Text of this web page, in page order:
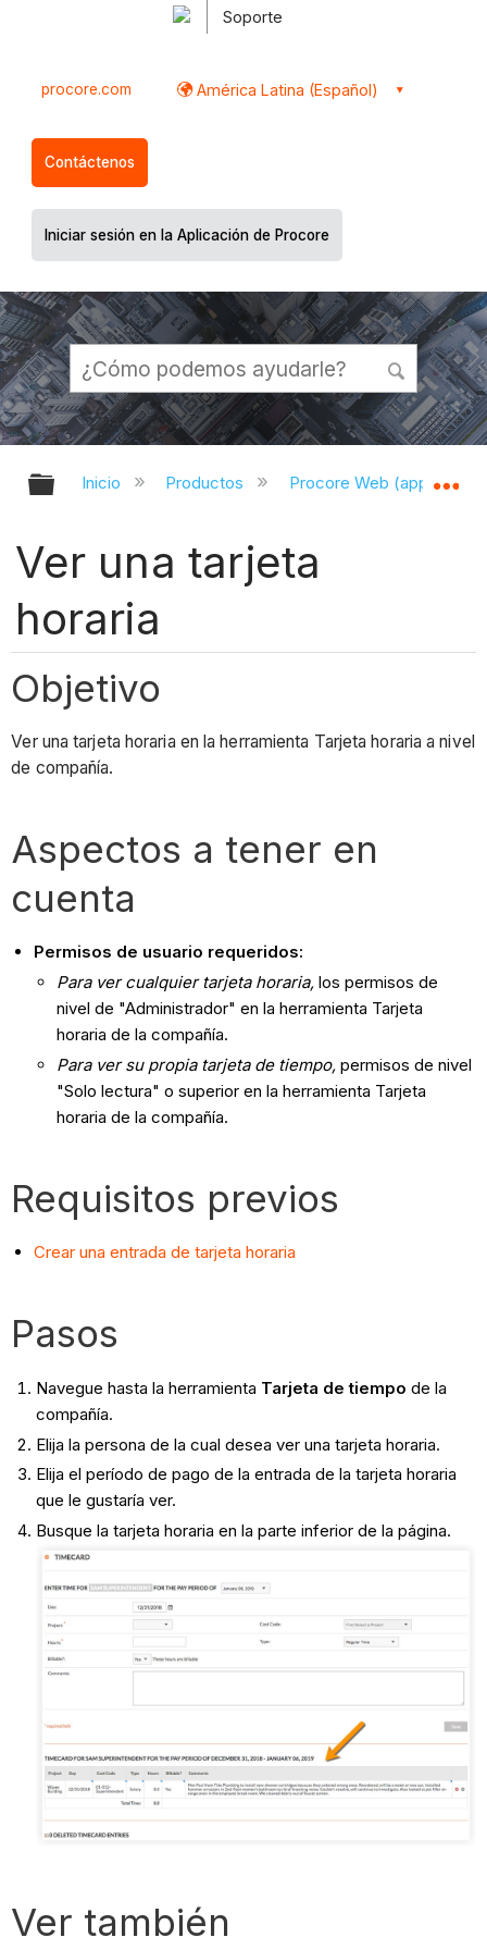
Soporte
procore.com América Latina (Español)
Contáctenos
Iniciar sesión en la Aplicación de Procore
Expandir/contraer jerarquía global
Inicio Productos Procore Web
Ver una tarjeta
horaria
Objetivo
Ver una tarjeta horaria en la herramienta Tarjeta horaria a nivel
de compañía.
Aspectos a tener en
cuenta
Permisos de usuario requeridos:
Para ver cualquier tarjeta horaria,los permisos de
nivel de "Administrador" en la herramienta Tarjeta
horaria de la compañía.
Para ver su propia tarjeta de tiempo, permisos de nivel
"Solo lectura" o superior en la herramienta Tarjeta
horaria de la compañía.
Requisitos previos
Crear una entrada de tarjeta horaria
Pasos
Navegue hasta la herramienta Tarjeta de tiempo de la
compañía.
Elija la persona de la cual desea ver una tarjeta horaria.
Elija el período de pago de la entrada de la tarjeta horaria
que le gustaría ver.
Busque la tarjeta horaria en la parte inferior de la página.
Ver también